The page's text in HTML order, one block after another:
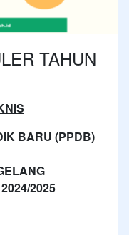
TAHUN
BARU (PPDB)
2025